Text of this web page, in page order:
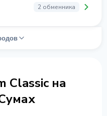
2 обменника
Classic на